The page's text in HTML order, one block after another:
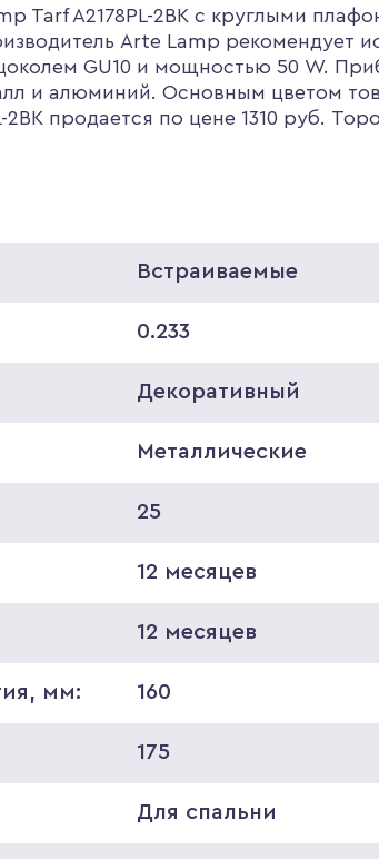
Tarf A2178PL-2BK с круглыми
Arte Lamp рекомендует
GU10 и мощностью 50 W.
и алюминий. Основным цветом
продается по цене 1310 руб.
Встраиваемые
0.233
Декоративный
Металлические
25
12 месяцев
12 месяцев
мм: 160
175
Для спальни